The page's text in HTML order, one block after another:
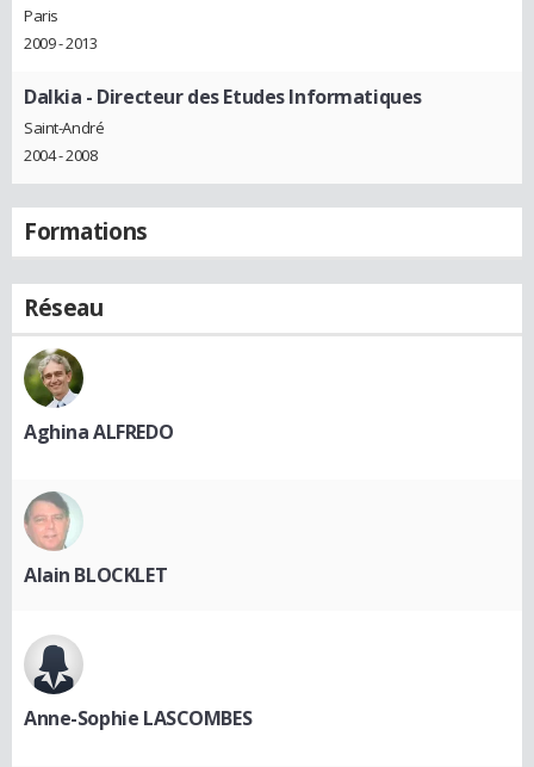
Paris
2009 - 2013
Dalkia - Directeur des Etudes Informatiques
Saint-André
2004 - 2008
Formations
Réseau
Aghina ALFREDO
Alain BLOCKLET
Anne-Sophie LASCOMBES